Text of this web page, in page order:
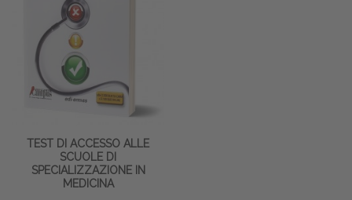
TEST DI ACCESSO ALLE
SCUOLE DI
SPECIALIZZAZIONE IN
MEDICINA